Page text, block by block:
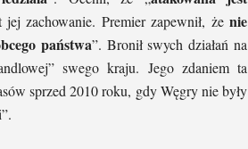
zachowanie. Premier zapewnił, żenie
państwa”. Bronił swych działań na
swego kraju. Jego zdaniem ta
sprzed 2010 roku, gdy Węgry nie były